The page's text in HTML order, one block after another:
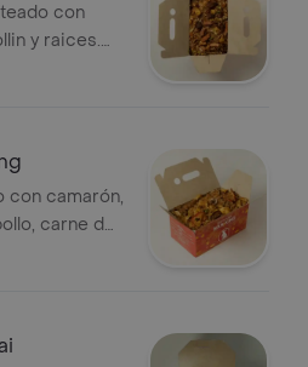
con
y raices.
con camarón,
carne de
y raíces